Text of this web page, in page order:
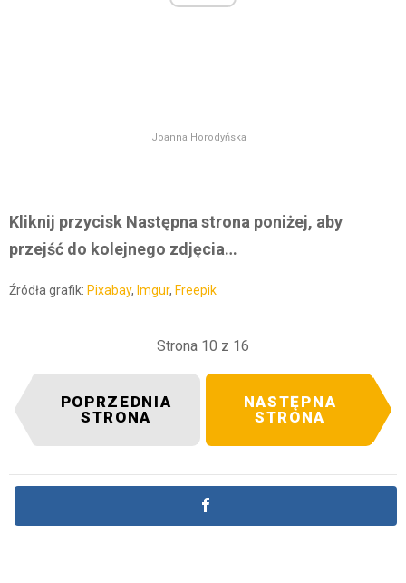
Joanna Horodyńska
Kliknij przycisk Następna strona poniżej, aby
przejść do kolejnego zdjęcia…
Źródła grafik: Pixabay, Imgur, Freepik
Strona 10 z 16
POPRZEDNIA
STRONA
NASTĘPNA
STRONA